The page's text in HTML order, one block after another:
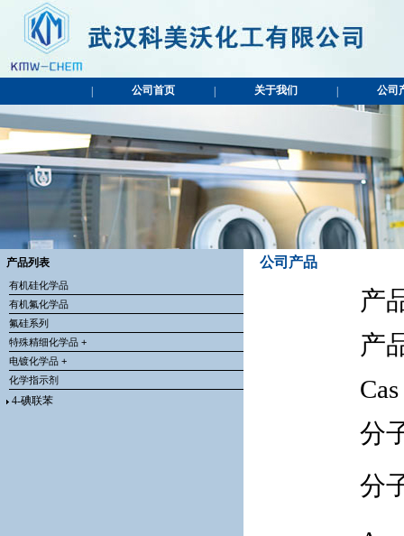
公司首页 关于我们 公司
产品列表
有机硅化学品
有机氟化学品
氟硅系列
特殊精细化学品 +
电镀化学品 +
化学指示剂
4-碘联苯
公司产品
产
产
分
分